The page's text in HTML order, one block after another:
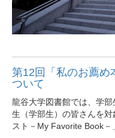
第12回「私のお薦め
ついて
龍谷大学図書館では、学
生（学部生）の皆さんを
スト－My Favorite Book